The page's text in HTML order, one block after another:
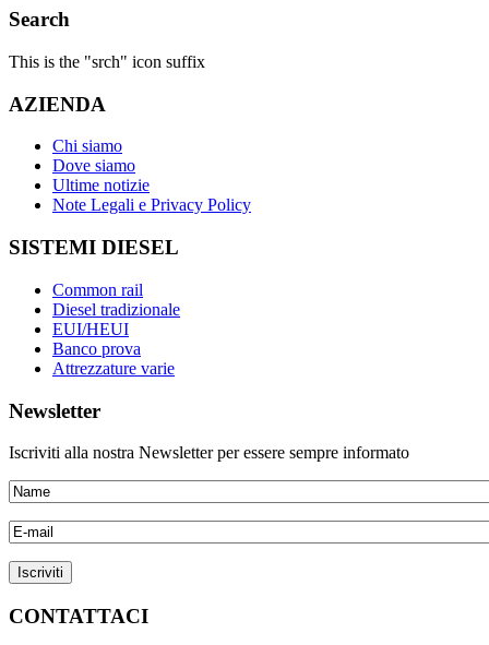
Search
This is the "srch" icon suffix
AZIENDA
Chi siamo
Dove siamo
Ultime notizie
Note Legali e Privacy Policy
SISTEMI DIESEL
Common rail
Diesel tradizionale
EUI/HEUI
Banco prova
Attrezzature varie
Newsletter
Iscriviti alla nostra Newsletter per essere sempre informato
CONTATTACI